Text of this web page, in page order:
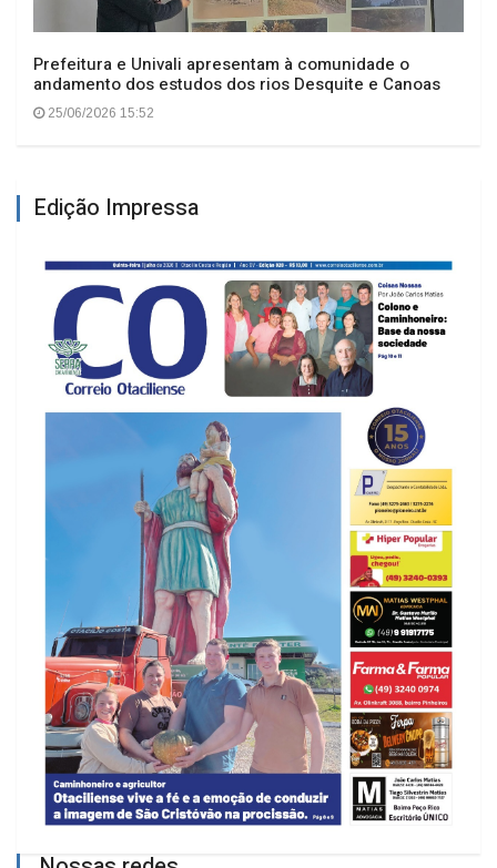
Prefeitura e Univali apresentam à comunidade o
andamento dos estudos dos rios Desquite e Canoas
25/06/2026 15:52
Edição Impressa